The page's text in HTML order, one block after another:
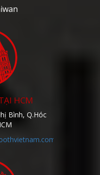
HCM
Bình, Q.Hóc